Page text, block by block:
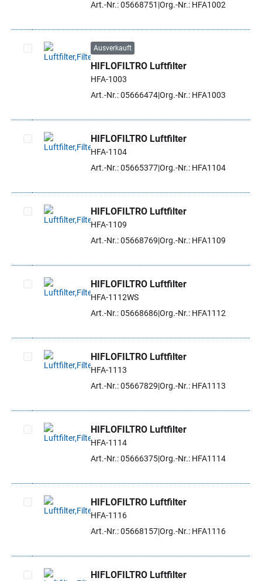
Art.-Nr.: 05668751 Org.-Nr.: HFA1002
Artikel auswählen
Ausverkauft
HIFLOFILTRO Luftfilter
HFA-1003
Art.-Nr.: 05666474Org.-Nr.: HFA1003
Artikel auswählen
HIFLOFILTRO Luftfilter
HFA-1104
Art.-Nr.: 05665377Org.-Nr.: HFA1104
Artikel auswählen
HIFLOFILTRO Luftfilter
HFA-1109
Art.-Nr.: 05668769 Org.-Nr.: HFA1109
Artikel auswählen
HIFLOFILTRO Luftfilter
HFA-1112WS
Art.-Nr.: 05668686Org.-Nr.: HFA1112
Artikel auswählen
HIFLOFILTRO Luftfilter
HFA-1113
Art.-Nr.: 05667829 Org.-Nr.: HFA1113
Artikel auswählen
HIFLOFILTRO Luftfilter
HFA-1114
Art.-Nr.: 05666375Org.-Nr.: HFA1114
Artikel auswählen
HIFLOFILTRO Luftfilter
HFA-1116
Art.-Nr.: 05668157Org.-Nr.: HFA1116
HIFLOFILTRO Luftfilter